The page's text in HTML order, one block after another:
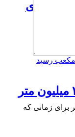
زاینده‌رود به ۳۳۹ میلیون متر
زمانی که